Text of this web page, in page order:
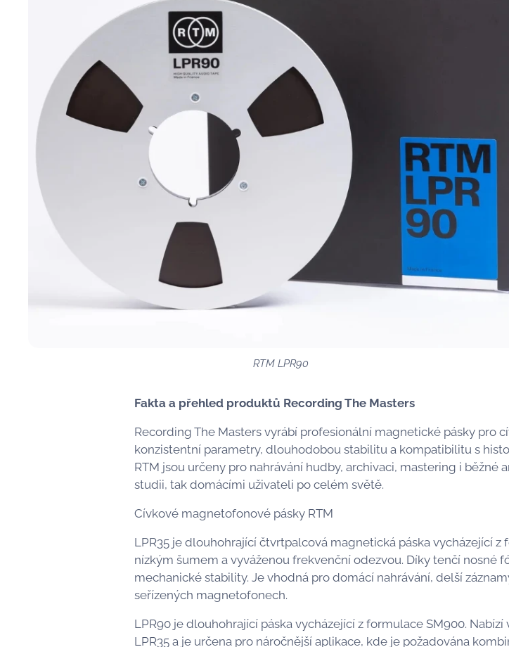
RTM LPR90
Fakta a přehled produktů Recording The Masters
Recording The Masters vyrábí profesionální magnetické pásky pro
konzistentní parametry, dlouhodobou stabilitu a kompatibilitu s
RTM jsou určeny pro nahrávání hudby, archivaci, mastering i
studii, tak domácími uživateli po celém světě.
Cívkové magnetofonové pásky RTM
LPR35 je dlouhohrající čtvrtpalcová magnetická páska vycházející z
nízkým šumem a vyváženou frekvenční odezvou. Díky tenčí nosné
mechanické stability. Je vhodná pro domácí nahrávání, delší
seřízených magnetofonech.
LPR90 je dlouhohrající páska vycházející z formulace SM900.
LPR35 a je určena pro náročnější aplikace, kde je požadována